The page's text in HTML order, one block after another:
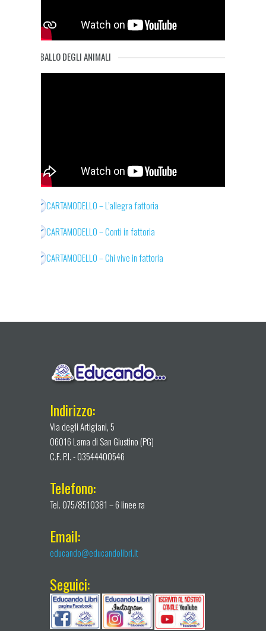
IL BALLO DEGLI ANIMALI
CARTAMODELLO – L’allegra fattoria
CARTAMODELLO – Conti in fattoria
CARTAMODELLO – Chi vive in fattoria
Indirizzo:
Via degli Artigiani, 5
06016 Lama di San Giustino (PG)
C.F. P.I. - 03544400546
Telefono:
Tel. 075/8510381 – 6 linee ra
Email:
educando@educandolibri.it
Seguici: